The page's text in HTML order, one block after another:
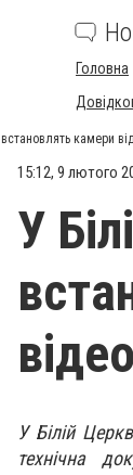
Головна
камери
15:12, 9 лютого
У
У Білій
технічна